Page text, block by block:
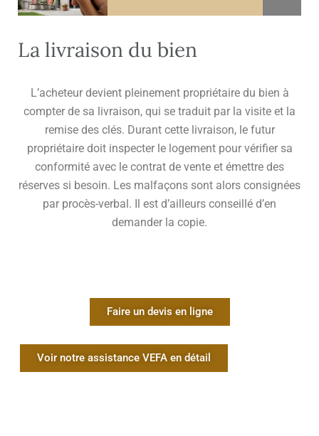
La livraison du bien
L’acheteur devient pleinement propriétaire du bien à
compter de sa livraison, qui se traduit par la visite et la
remise des clés. Durant cette livraison, le futur
propriétaire doit inspecter le logement pour vérifier sa
conformité avec le contrat de vente et émettre des
réserves si besoin. Les malfaçons sont alors consignées
par procès-verbal. Il est d’ailleurs conseillé d’en
demander la copie.
Faire un devis en ligne
Voir notre assistance VEFA en détail